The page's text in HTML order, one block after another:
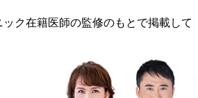
ク在籍医師の監修のもとで掲載して